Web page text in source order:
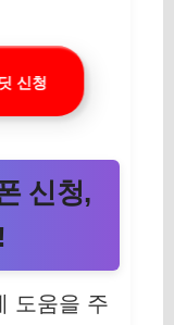
신청
신청,
도움을 주